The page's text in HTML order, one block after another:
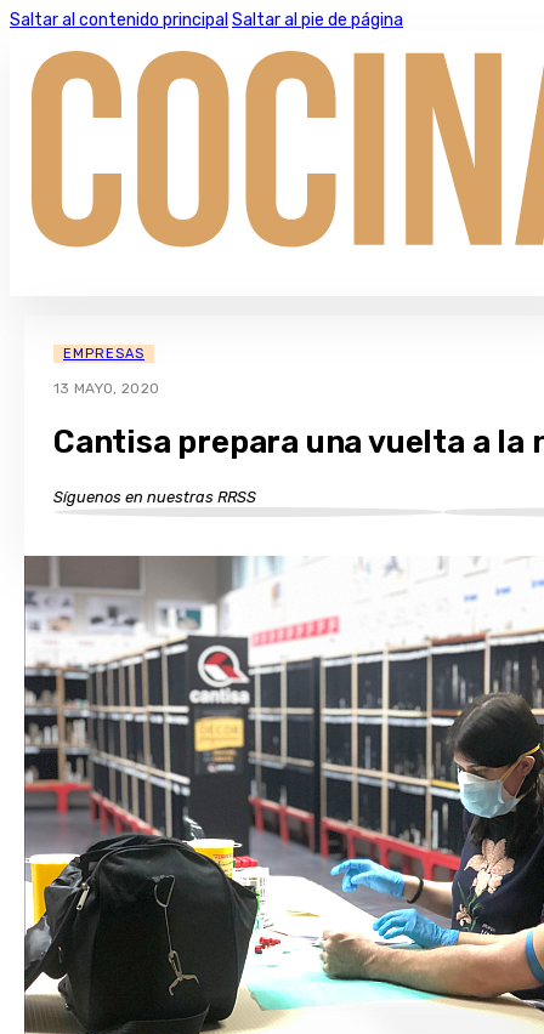
Saltar al contenido principal Saltar al pie de página
EMPRESAS
13 MAYO, 2020
Cantisa prepara una vuelta a la
Síguenos en nuestras RRSS